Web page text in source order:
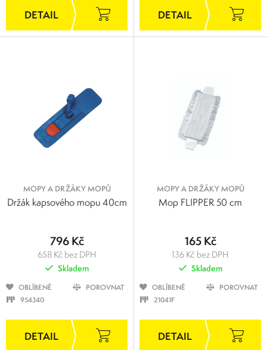
MOPY A DRŽÁKY MOPŮ
Držák kapsového mopu 40cm
796 Kč
658 Kč bez DPH
Skladem
OBLÍBENÉ
POROVNAT
954340
MOPY A DRŽÁKY MOPŮ
Mop FLIPPER 50 cm
165 Kč
136 Kč bez DPH
Skladem
OBLÍBENÉ
POROVNAT
21041F